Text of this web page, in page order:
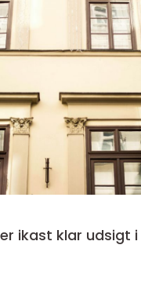
Vinduespudser ikast